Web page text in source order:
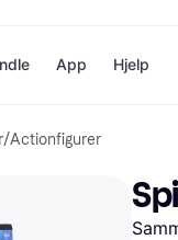
Betal nå
Betal i 3
Betal innen
App Hjelp
/Actionfigurer